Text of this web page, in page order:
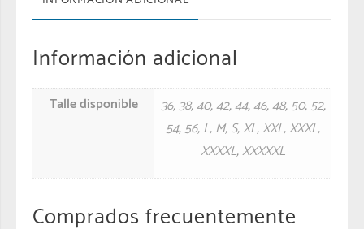
Información adicional
Talle disponible 36,38,40,42,44,46,48,50,52,
54,56,L,M,S,XL,XXL,XXXL,
XXXXL,XXXXXL
Comprados frecuentemente